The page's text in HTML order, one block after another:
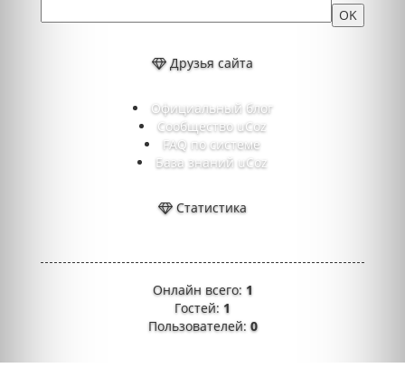
Друзья сайта
Официальный блог
Сообщество uCoz
FAQ по системе
База знаний uCoz
Статистика
Онлайн всего: 1
Гостей: 1
Пользователей:0